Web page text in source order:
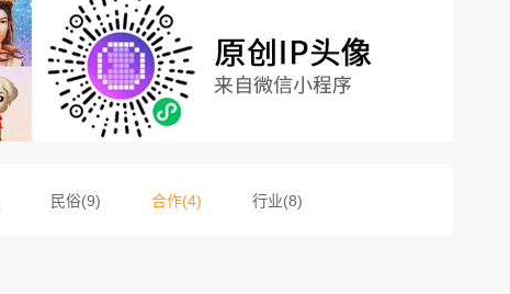
民俗(9) 合作(4) 行业(8)